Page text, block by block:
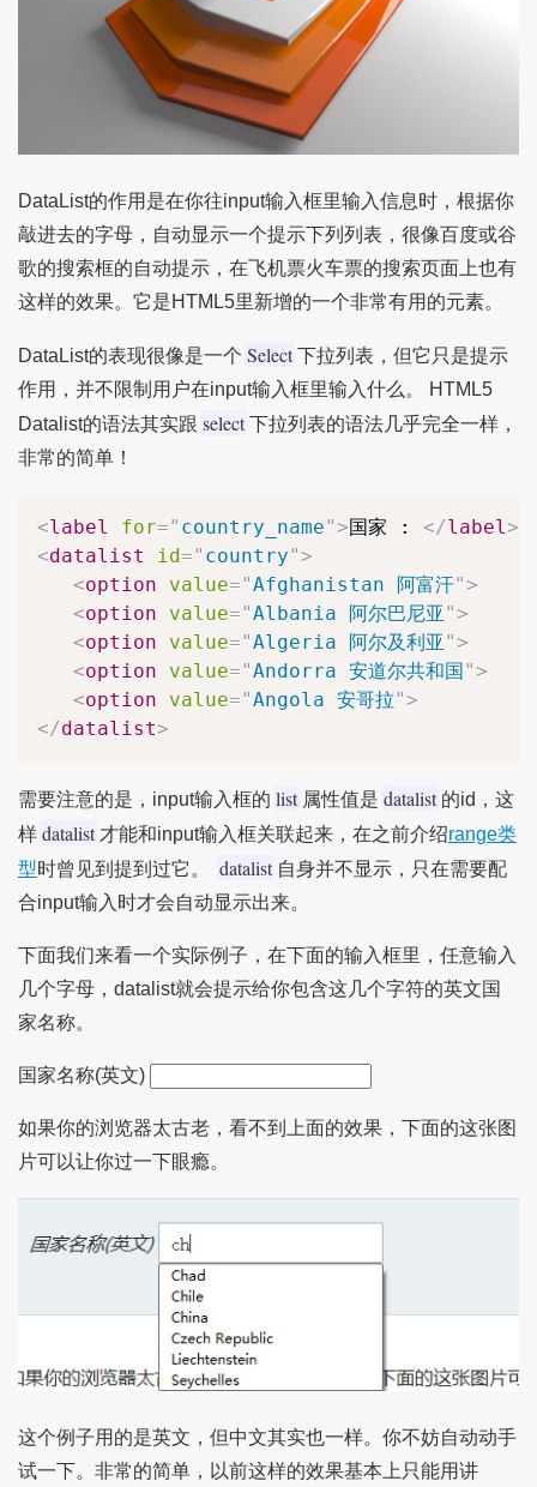
DataList的作用是在你往input输入框里输入信息时，根据你
敲进去的字母，自动显示一个提示下列列表，很像百度或谷
歌的搜索框的自动提示，在飞机票火车票的搜索页面上也有
这样的效果。它是HTML5里新增的一个非常有用的元素。
DataList的表现很像是一个 Select 下拉列表，但它只是提示
作用，并不限制用户在input输入框里输入什么。 HTML5
Datalist的语法其实跟 select 下拉列表的语法几乎完全一样，
非常的简单！
<label for=" country_name">国家 : </label>
<datalist id=" country">
<option value="Afghanistan 阿富汗">
<option value="Albania 阿尔巴尼亚 ">
<option value="Algeria 阿尔及利亚 ">
<option value="Andorra 安道尔共和国">
<option value="Angola 安哥拉">
</datalist>
需要注意的是，input输入框的 list 属性值是 datalist 的id，这
样 datalist 才能和input输入框关联起来，在之前介绍range类
型时曾见到提到过它。 datalist 自身并不显示，只在需要配
合input输入时才会自动显示出来。
下面我们来看一个实际例子，在下面的输入框里，任意输入
几个字母，datalist就会提示给你包含这几个字符的英文国
家名称。
国家名称(英文)
如果你的浏览器太古老，看不到上面的效果，下面的这张图
片可以让你过一下眼瘾。
这个例子用的是英文，但中文其实也一样。你不妨自动动手
试一下。非常的简单，以前这样的效果基本上只能用讲